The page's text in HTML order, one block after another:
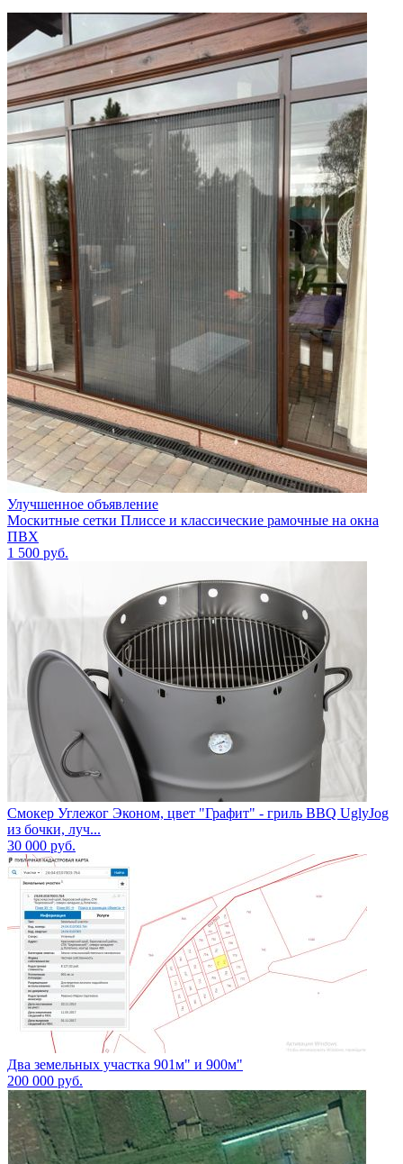
Улучшенное объявление
Москитные сетки Плиссе и классические рамочные на окна
ПВХ
1 500 руб.
Смокер Углежог Эконом, цвет "Графит" - гриль BBQ UglyJog
из бочки, луч...
30 000 руб.
Два земельных участка 901м" и 900м"
200 000 руб.